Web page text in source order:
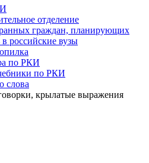
отделение
граждан, планирующих
в российские вузы
по РКИ
по РКИ
слова
крылатые выражения